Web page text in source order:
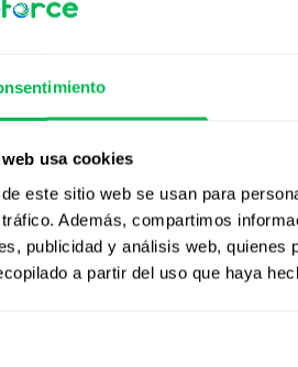
usa cookies
este sitio web se usan para
Además, compartimos
publicidad y análisis web, quienes
a partir del uso que haya
Zendesk
soporte interno.
Personalizada Productividad